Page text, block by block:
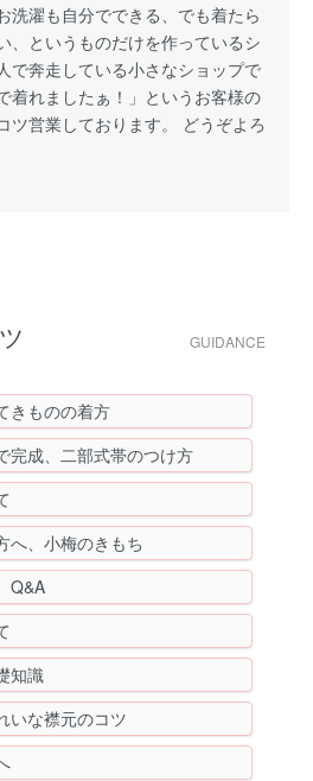
洗濯も自分でできる、でも着たら
、というものだけを作っているシ
で奔走している小さなショップで
着れましたぁ！」というお客様の
ツ営業しております。 どうぞよろ
GUIDANCE
きものの着方
完成、二部式帯のつけ方
へ、小梅のきもち
Q&A
知識
な襟元のコツ